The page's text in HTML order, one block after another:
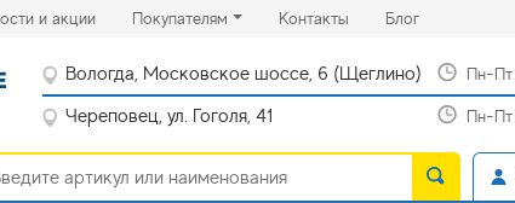
и акции(current)Покупателям Контакты(current)
Блог(current)
Вологда, Московское шоссе, 6 (Щеглино) Пн-Пт
Череповец, ул. Гоголя, 41 Пн-Пт